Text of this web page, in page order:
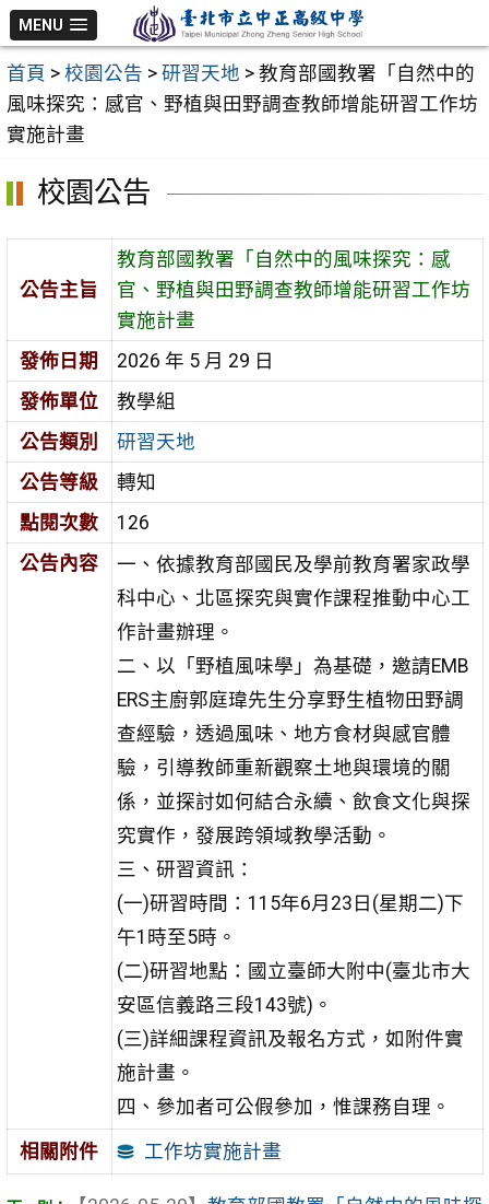
跳
至
主
要
內
MENU
首頁 > 校園公告 > 研習天地 > 教育部國教署「自然中的
風味探究：感官、野植與田野調查教師增能研習工作坊
實施計畫
校園公告
公告主旨
教育部國教署「自然中的風味探究：感
官、野植與田野調查教師增能研習工作坊
實施計畫
發佈日期
2026 年 5 月 29 日
發佈單位
教學組
公告類別
研習天地
公告等級
轉知
點閱次數
126
公告內容
一、依據教育部國民及學前教育署家政學
科中心、北區探究與實作課程推動中心工
作計畫辦理。
二、以「野植風味學」為基礎，邀請EMB
ERS主廚郭庭瑋先生分享野生植物田野調
查經驗，透過風味、地方食材與感官體
驗，引導教師重新觀察土地與環境的關
係，並探討如何結合永續、飲食文化與探
究實作，發展跨領域教學活動。
三、研習資訊：
(一)研習時間：115年6月23日(星期二)下
午1時至5時。
(二)研習地點：國立臺師大附中(臺北市大
安區信義路三段143號)。
(三)詳細課程資訊及報名方式，如附件實
施計畫。
四、參加者可公假參加，惟課務自理。
相關附件 工作坊實施計畫